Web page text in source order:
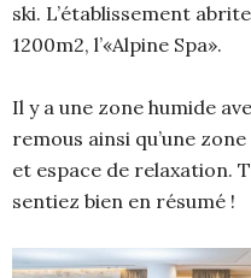
ski. L’établissement
1200m2, l’«Alpine Spa».
Il y a une zone humide
remous ainsi qu’une
et espace de relaxation.
sentiez bien en résumé !